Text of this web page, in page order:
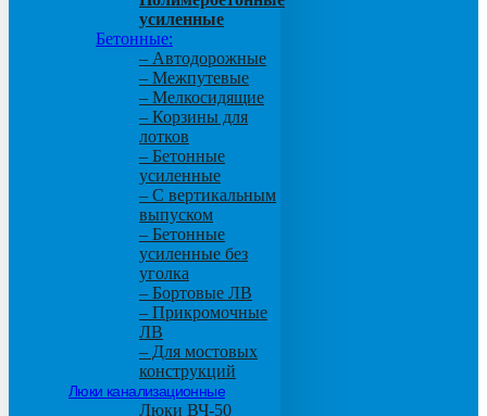
усиленные
Бетонные:
– Автодорожные
– Межпутевые
– Мелкосидящие
– Корзины для
лотков
– Бетонные
усиленные
– С вертикальным
выпуском
– Бетонные
усиленные без
уголка
– Бортовые ЛВ
– Прикромочные
ЛВ
– Для мостовых
конструкций
Люки канализационные
Люки ВЧ-50